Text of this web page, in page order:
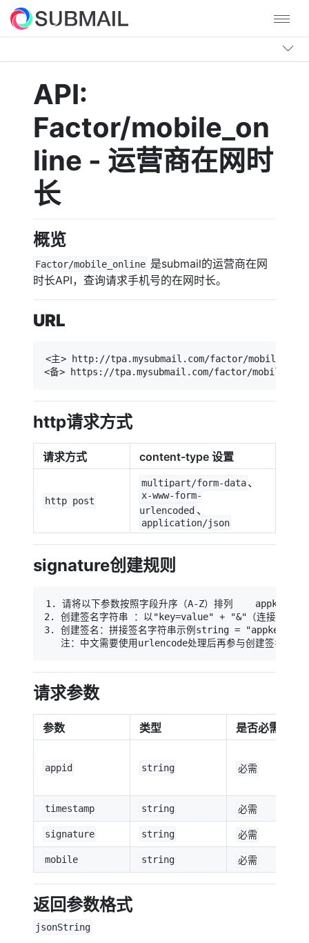
API:
Factor/mobile_on
line - 运营商在网时
长
概览
Factor/mobile_online 是submail的运营商在网
时长API，查询请求手机号的在网时长。
URL
<主> http://tpa.mysubmail.com/factor/
<备> https://tpa.mysubmail.com/factor/
http请求方式
请求方式 content-type 设置
http post
multipart/form-data 、
x-www-form-
urlencoded 、
application/json
signature创建规则
1. 请将以下参数按照字段升序（A-Z）排列    appkey
2. 创建签名字符串 ：以"key=value" + "&"（连接符）+
3. 创建签名：拼接签名字符串示例string =
   注：中文需要使用urlencode处理后再参与创建签名
请求参数
参数 类型 是否必需
appid string 必需
timestamp string 必需
signature string 必需
mobile string 必需
返回参数格式
jsonString